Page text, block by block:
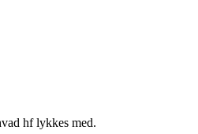
hf lykkes med.